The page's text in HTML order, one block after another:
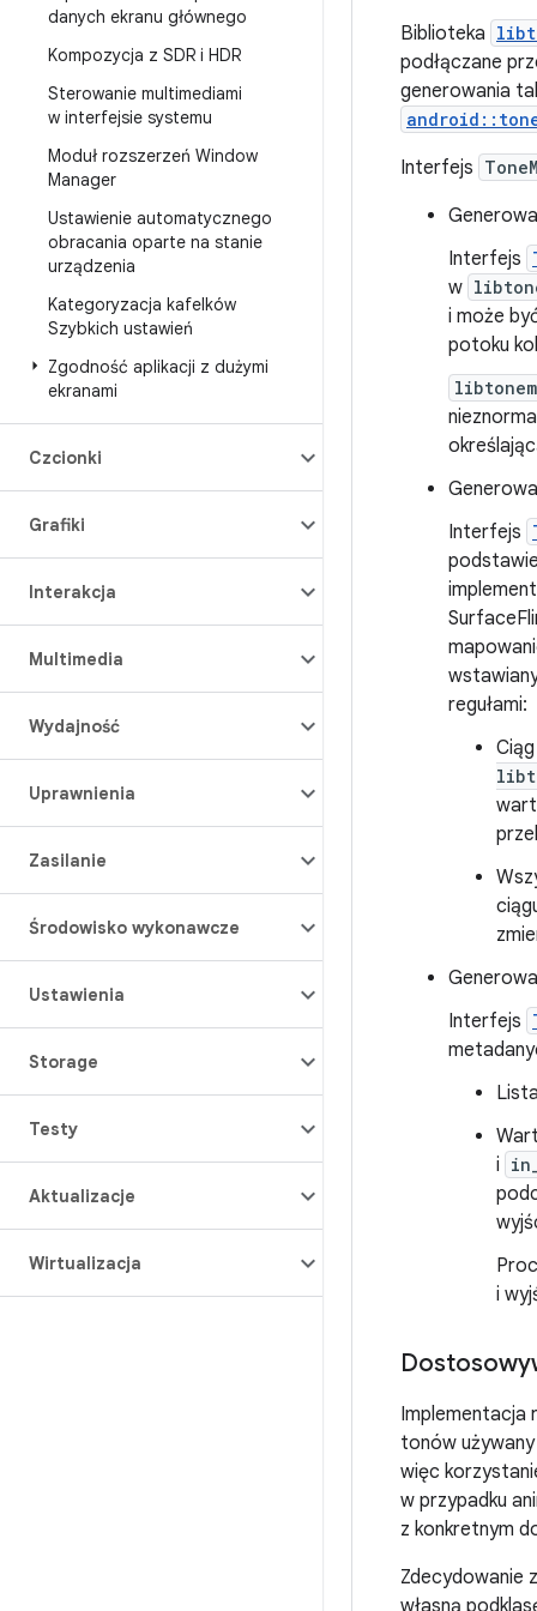
danych ekranu głównego
Kompozycja z SDR i HDR
Sterowanie multimediami
w interfejsie systemu
Moduł rozszerzeń Window
Manager
Ustawienie automatycznego
obracania oparte na stanie
urządzenia
Kategoryzacja kafelków
Szybkich ustawień
Zgodność aplikacji z dużymi
ekranami
Czcionki
Grafiki
Interakcja
Multimedia
Wydajność
Uprawnienia
Zasilanie
Środowisko wykonawcze
Ustawienia
Storage
Testy
Aktualizacje
Wirtualizacja
Biblioteka
podłączane
generowania
Interfejs
Interfejs
w
i może
potoku
Interfejs
regułami:
Interfejs
i
i
Implementacja
tonów
więc
w przypadku
z konkretnym
Zdecydowanie
własną